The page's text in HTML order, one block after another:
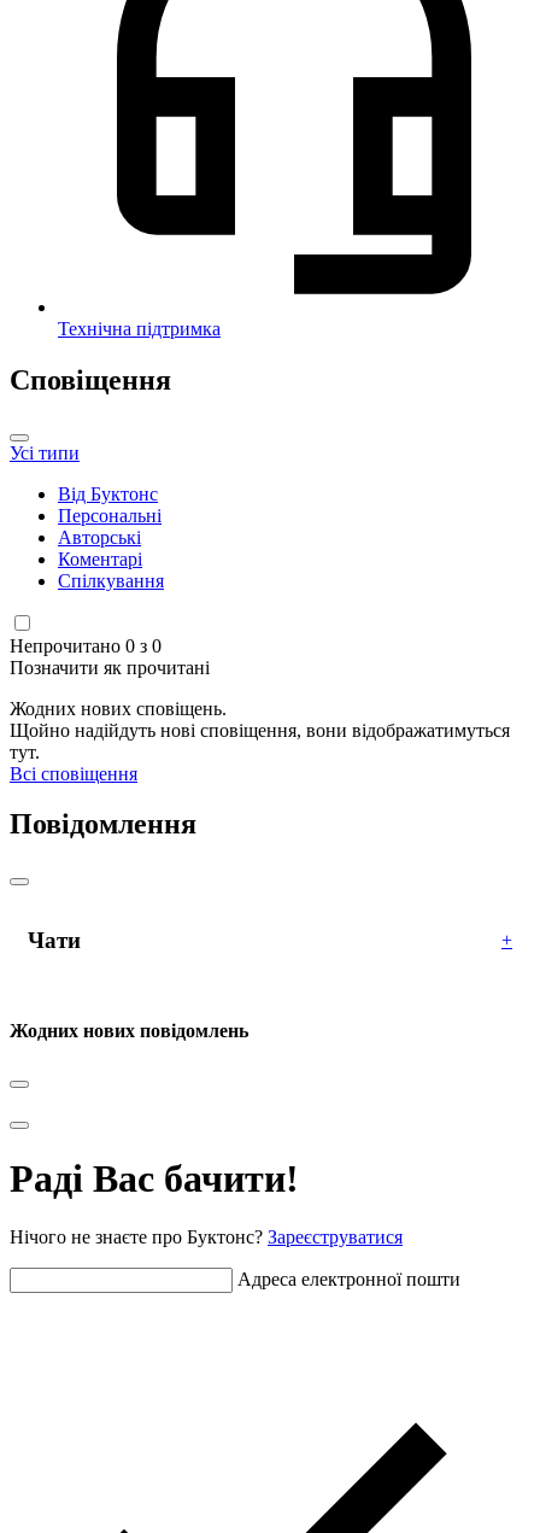
Технічна підтримка
Сповіщення
Усі типи
Від Буктонс
Персональні
Авторські
Коментарі
Спілкування
Непрочитано 0 з 0
Позначити як прочитані
Жодних нових сповіщень.
Щойно надійдуть нові сповіщення, вони відображатимуться
тут.
Всі сповіщення
Повідомлення
Чати +
Жодних нових повідомлень
Раді Вас бачити!
Нічого не знаєте про Буктонс? Зареєструватися
Адреса електронної пошти